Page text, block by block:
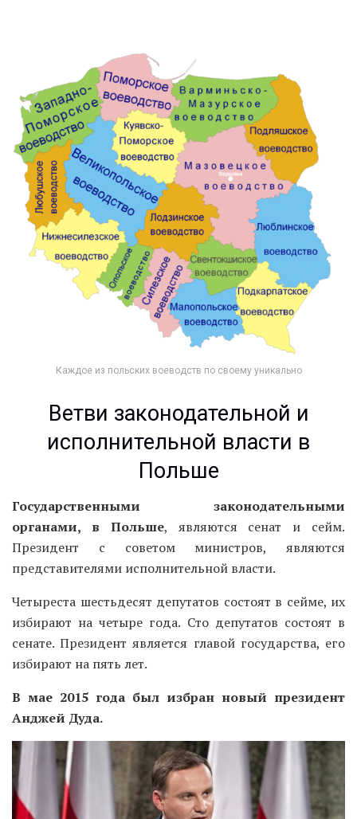
Каждое из польских воеводств по своему уникально
Ветви законодательной и
исполнительной власти в
Польше
Государственными законодательными
органами, в Польше, являются сенат и сейм.
Президент с советом министров, являются
представителями исполнительной власти.
Четыреста шестьдесят депутатов состоят в сейме, их
избирают на четыре года. Сто депутатов состоят в
сенате. Президент является главой государства, его
избирают на пять лет.
В мае 2015 года был избран новый президент
Анджей Дуда.